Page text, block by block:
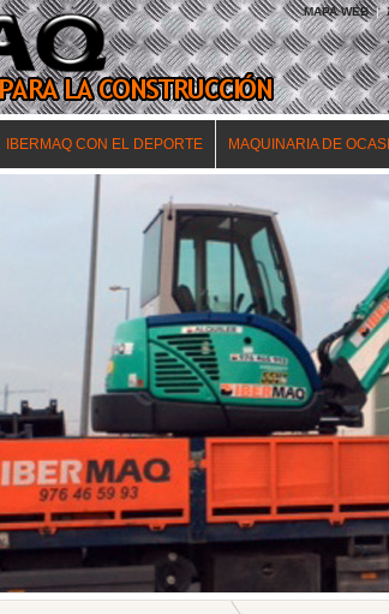
MAPA WEB |
IBERMAQ CON EL DEPORTE MAQUINARIA DE